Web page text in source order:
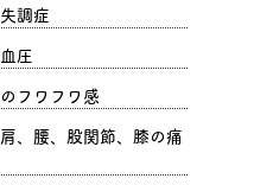
調症
圧
フワフワ感
、腰、股関節、膝の痛